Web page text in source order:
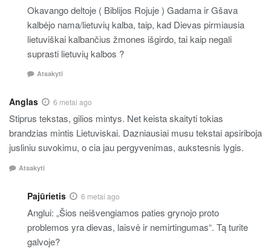
Okavango deltoje ( Biblijos Rojuje ) Gadama ir Gšava
kalbėjo nama/lietuvių kalba, taip, kad Dievas pirmiausia
lietuviškai kalbančius žmones išgirdo, tai kaip negali
suprasti lietuvių kalbos ?
Atsakyti
Anglas 6 metai ago
Stiprus tekstas, gilios mintys. Net keista skaityti tokias
brandzias mintis Lietuviskai. Dazniausiai musu tekstai apsiriboja
jusliniu suvokimu, o cia jau pergyvenimas, aukstesnis lygis.
Atsakyti
Pajūrietis 6 metai ago
Anglui: „Šios neišvengiamos paties grynojo proto
problemos yra dievas, laisvė ir nemirtingumas“. Tą turite
galvoje?